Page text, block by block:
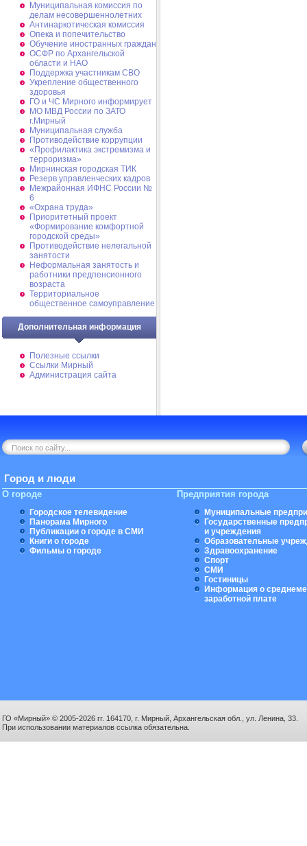
Муниципальная комиссия по
делам несовершеннолетних
Антинаркотическая комиссия
Опека и попечительство
Обучение иностранных граждан
ОСФР по Архангельской
области и НАО
Поддержка участникам СВО
Укрепление общественного
здоровья
ГО и ЧС Мирного информирует
МО МВД России по ЗАТО
г.Мирный
Муниципальная cлужба
Противодействие коррупции
«Профилактика экстремизма и
терроризма»
Мирнинская городская ТИК
Резерв управленческих кадров
Межрайонная ИФНС России №
6
«Охрана труда»
Приоритетный проект
«Формирование комфортной
городской среды»
Противодействие нелегальной
занятости
Неформальная занятость и
работники предпенсионного
возраста
Территориальное
общественное самоуправление
Дополнительная информация
Полезные ссылки
Ссылки Мирный
Администрация сайта
Город и люди
О городе
Городское телевидение
Панорама Мирного
Публикации о городе в СМИ
Книги о городе
Фильмы о городе
Предприятия города
Муниципальные
Государственные
и учреждения
Образовательные
Здравоохранение
Спорт
СМИ
Гостиницы
Информация о
заработной плате
ГО «Мирный» © 2005-2026 гг. 164170, г. Мирный, Архангельская обл., ул. Ленина, 33.
При использовании материалов ссылка обязательна.